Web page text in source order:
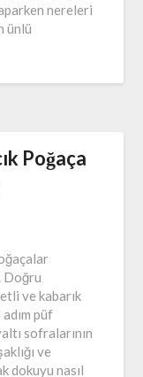
nereleri
ünlü
Poğaça
Doğru
ve kabarık
püf
sofralarının
ve
dokuyu nasıl